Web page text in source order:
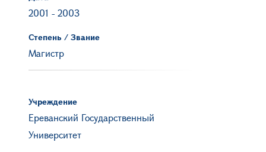
2001 - 2003
Степень / Звание
Магистр
Учреждение
Ереванский Государственный
Университет